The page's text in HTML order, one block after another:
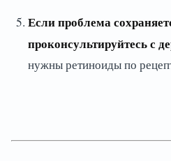
Если проблема
проконсультируйтесь с
нужны ретиноиды по